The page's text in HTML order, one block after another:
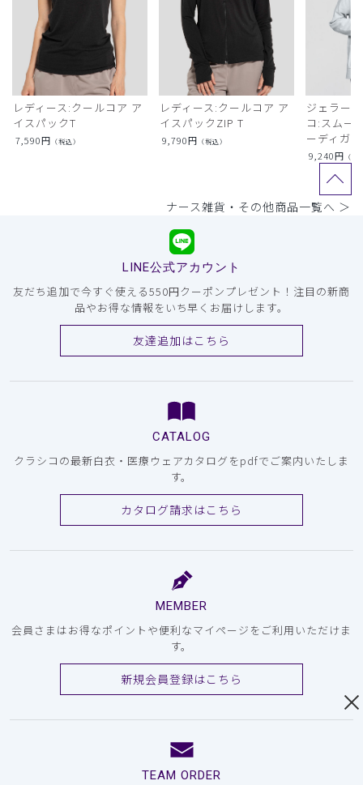
レディース:クールコア ア
イスパックT
7,590円 （税込）
レディース:クールコア ア
イスパックZIP T
9,790円 （税込）
ジェラー
コ:スムー
ーディガン
9,240円 （税
ナース雑貨・その他商品一覧へ ＞
LINE公式アカウント
友だち追加で今すぐ使える550円クーポンプレゼント！注目の新商
品やお得な情報をいち早くお届けします。
友達追加はこちら
CATALOG
クラシコの最新白衣・医療ウェアカタログをpdfでご案内いたしま
す。
カタログ請求はこちら
MEMBER
会員さまはお得なポイントや便利なマイページをご利用いただけま
す。
新規会員登録はこちら
TEAM ORDER